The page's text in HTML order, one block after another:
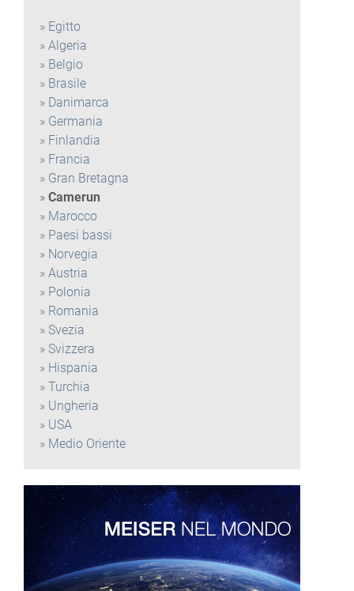
Egitto
Algeria
Belgio
Brasile
Danimarca
Germania
Finlandia
Francia
Gran Bretagna
Camerun
Marocco
Paesi bassi
Norvegia
Austria
Polonia
Romania
Svezia
Svizzera
Hispania
Turchia
Ungheria
USA
Medio Oriente